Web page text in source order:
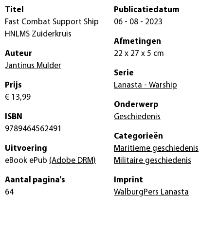
Titel
Fast Combat Support Ship
HNLMS Zuiderkruis
Auteur
Jantinus Mulder
Prijs
€ 13,99
ISBN
9789464562491
Uitvoering
eBook ePub (Adobe DRM)
Aantal pagina's
64
Publicatiedatum
06 - 08 - 2023
Afmetingen
22 x 27 x 5 cm
Serie
Lanasta - Warship
Onderwerp
Geschiedenis
Categorieën
Maritieme geschiedenis
Militaire geschiedenis
Imprint
WalburgPers Lanasta